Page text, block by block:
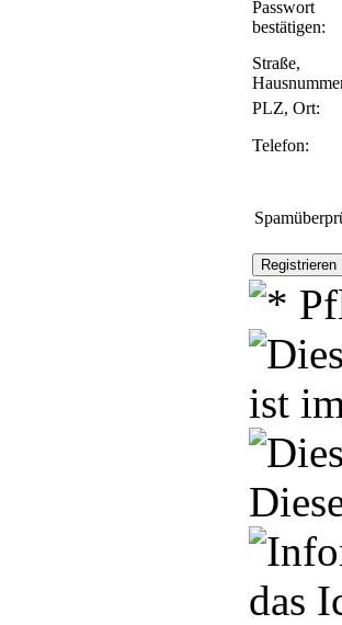
Passwort
bestätigen:
Straße,
PLZ, Ort:
Telefon:
ist